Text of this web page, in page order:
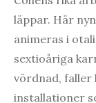
läppar. Här
animeras i
sextioåriga
vördnad, faller
installationer